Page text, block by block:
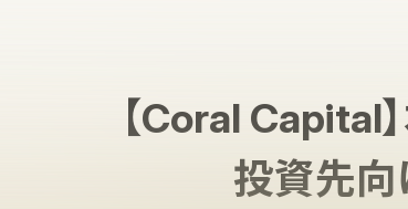
【Coral Capital
投資先向